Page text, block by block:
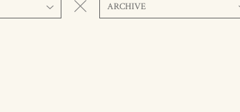
ARCHIVE